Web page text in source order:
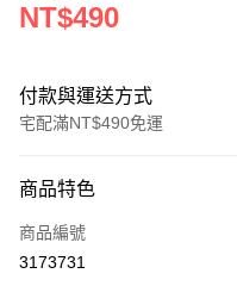
NT$490
付款與運送方式
宅配滿NT$490免運
信用卡一次付款
信用卡分期付款
商品特色
商品編號
3173731